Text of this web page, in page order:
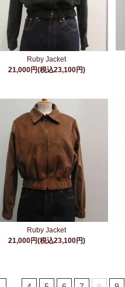
Ruby Jacket
21,000円(税込23,100円)
Ruby Jacket
21,000円(税込23,100円)